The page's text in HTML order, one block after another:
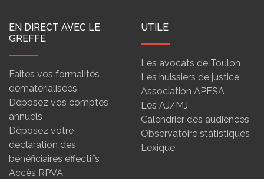
EN DIRECT AVEC LE
GREFFE
Faites vos formalités
dématérialisées
Déposez vos comptes
annuels
Déposez votre
déclaration des
bénéficiaires effectifs
Accès RPVA
UTILE
Les avocats de Toulon
Les huissiers de justice
Association APESA
Les AJ/MJ
Calendrier des audiences
Observatoire statistiques
Lexique